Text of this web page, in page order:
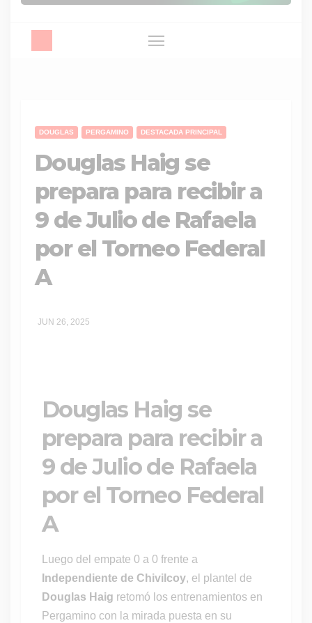
DOUGLAS PERGAMINO DESTACADA PRINCIPAL
Douglas Haig se
prepara para recibir a
9 de Julio de Rafaela
por el Torneo Federal
A
JUN 26, 2025
Douglas Haig se
prepara para recibir a
9 de Julio de Rafaela
por el Torneo Federal
A
Luego del empate 0 a 0 frente a
Independiente de Chivilcoy, el plantel de
Douglas Haig retomó los entrenamientos en
Pergamino con la mirada puesta en su